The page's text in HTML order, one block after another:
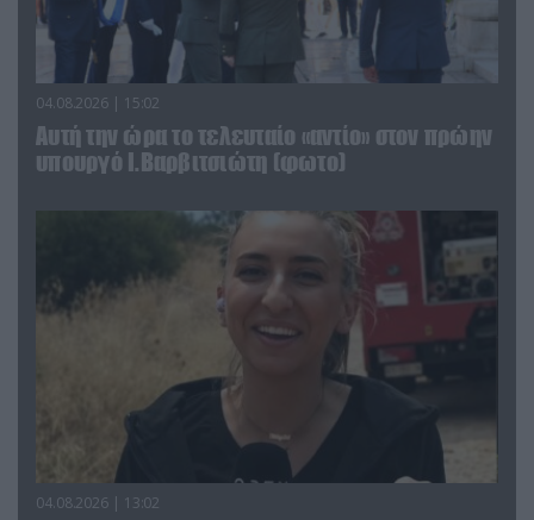
04.08.2026 | 15:02
Αυτή την ώρα το τελευταίο «αντίο» στον πρώην
υπουργό Ι.Βαρβιτσιώτη (φωτο)
04.08.2026 | 13:02